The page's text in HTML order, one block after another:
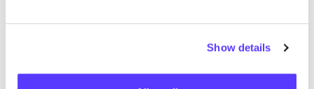
Show details